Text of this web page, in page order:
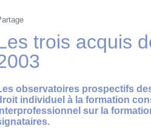
trois acquis
observatoires prospectifs
individuel à la formation
sur la